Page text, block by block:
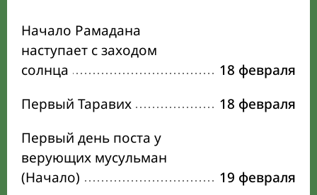
Начало Рамадана
наступает с заходом
солнца
18 февраля
Первый Таравих
18 февраля
Первый день поста у
верующих мусульман
(Начало)
19 февраля